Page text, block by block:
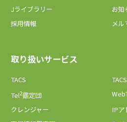
Jライブラリー
お知
採用情報
メ
取り扱いサービス
TACS
Tel2鑑定団
クレンジャー
IPア